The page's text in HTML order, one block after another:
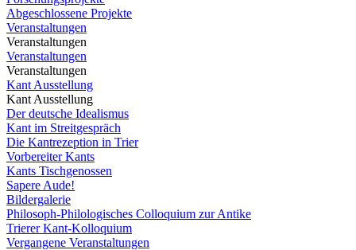
Abgeschlossene Projekte
Veranstaltungen
Veranstaltungen
Veranstaltungen
Veranstaltungen
Kant Ausstellung
Kant Ausstellung
Der deutsche Idealismus
Kant im Streitgespräch
Die Kantrezeption in Trier
Vorbereiter Kants
Kants Tischgenossen
Sapere Aude!
Bildergalerie
Philosoph-Philologisches Colloquium zur Antike
Trierer Kant-Kolloquium
Vergangene Veranstaltungen